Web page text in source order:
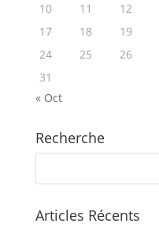
10
11 12
17
18 19
24
25 26
31
« Oct
Recherche
Articles Récents